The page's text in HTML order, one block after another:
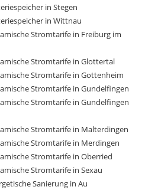
in Stegen
in Wittnau
Stromtarife in Freiburg im
Stromtarife in Glottertal
Stromtarife in Gottenheim
Stromtarife in Gundelfingen
Stromtarife in Gundelfingen
Stromtarife in Malterdingen
Stromtarife in Merdingen
Stromtarife in Oberried
Stromtarife in Sexau
Sanierung in Au